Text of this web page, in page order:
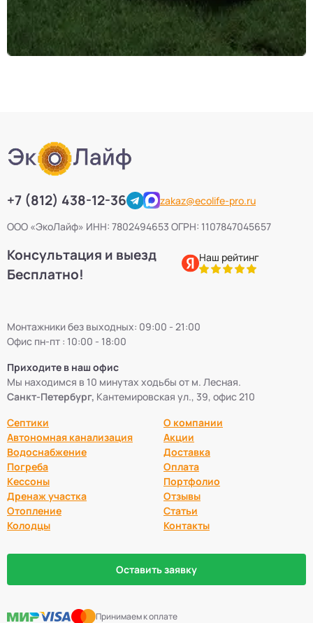
+7 (812) 438-12-36
zakaz@ecolife-pro.ru
ООО «ЭкоЛайф» ИНН: 7802494653 ОГРН: 1107847045657
Консультация и выезд
Бесплатно!
Наш рейтинг
Монтажники без выходных: 09:00 - 21:00
Офис пн-пт : 10:00 - 18:00
Приходите в наш офис
Мы находимся в 10 минутах ходьбы от м. Лесная.
Санкт-Петербург, Кантемировская ул., 39, офис 210
Септики
Автономная канализация
Водоснабжение
Погреба
Кессоны
Дренаж участка
Отопление
Колодцы
О компании
Акции
Доставка
Оплата
Портфолио
Отзывы
Статьи
Контакты
Оставить заявку
Принимаем к оплате